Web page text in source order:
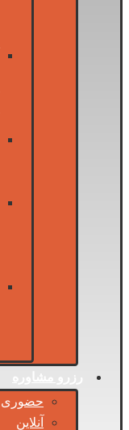
رزرو مشاوره
حضوری
آنلاین